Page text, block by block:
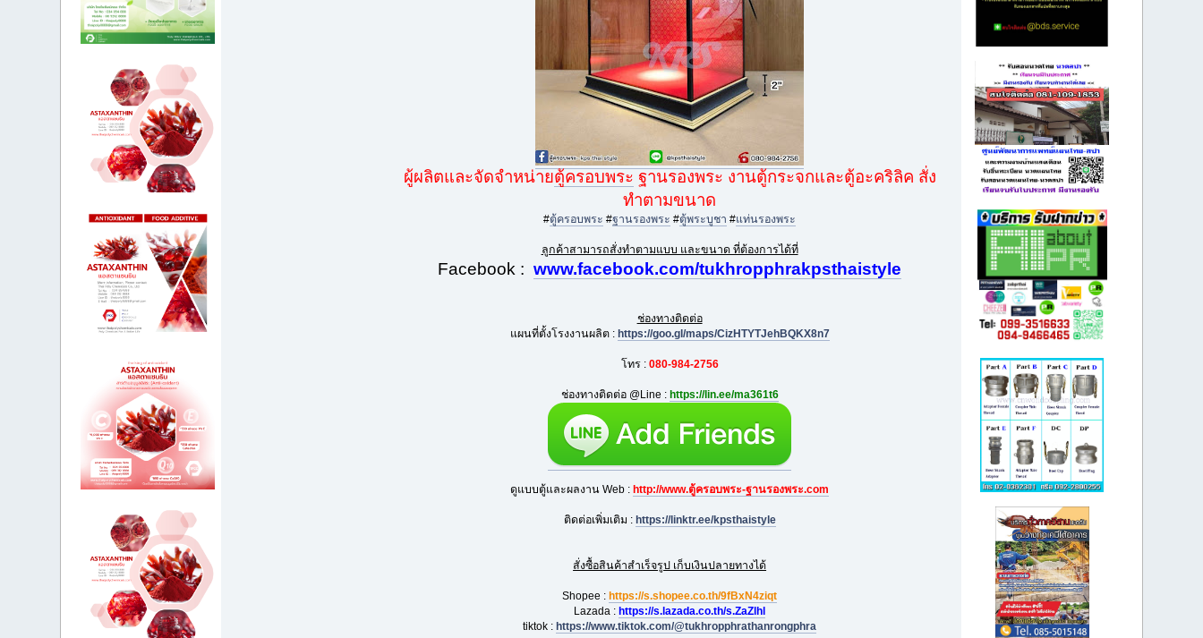
ผู้ผลิตและจัดจำหน่ายตู้ครอบพระ ฐานรองพระ งานตู้กระจกและตู้อะคริลิค สั่ง
ทำตามขนาด
#ตู้ครอบพระ #ฐานรองพระ #ตู้พระบูชา #แท่นรองพระ
ลูกค้าสามารถสั่งทำตามแบบ และขนาด ที่ต้องการได้ที่
Facebook :www.facebook.com/tukhropphrakpsthaistyle
ช่องทางติดต่อ
แผนที่ตั้งโรงงานผลิต : https://goo.gl/maps/CizHTYTJehBQKX8n7
โทร : 080-984-2756
ช่องทางติดต่อ @Line : https://lin.ee/ma361t6
ดูแบบตู้และผลงาน Web :http://www.ตู้ครอบพระ-ฐานรองพระ.com
ติดต่อเพิ่มเติม : https://linktr.ee/kpsthaistyle
สั่งซื้อสินค้าสำเร็จรูป เก็บเงินปลายทางได้
Shopee :https://s.shopee.co.th/9fBxN4ziqt
Lazada :https://s.lazada.co.th/s.ZaZlhl
tiktok :https://www.tiktok.com/@tukhropphrathanrongphra